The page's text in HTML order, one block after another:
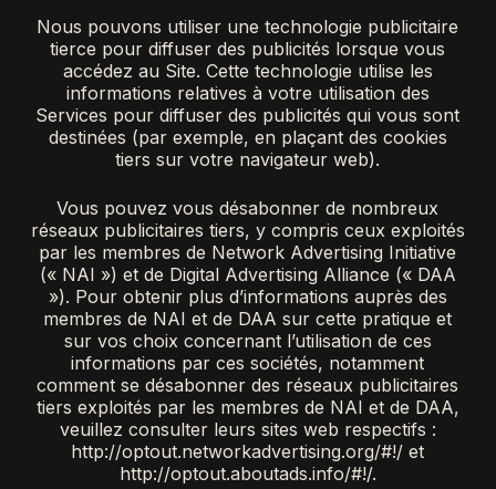
Nous pouvons utiliser une technologie publicitaire
tierce pour diffuser des publicités lorsque vous
accédez au Site. Cette technologie utilise les
informations relatives à votre utilisation des
Services pour diffuser des publicités qui vous sont
destinées (par exemple, en plaçant des cookies
tiers sur votre navigateur web).
Vous pouvez vous désabonner de nombreux
réseaux publicitaires tiers, y compris ceux exploités
par les membres de Network Advertising Initiative
(« NAI ») et de Digital Advertising Alliance (« DAA
»). Pour obtenir plus d’informations auprès des
membres de NAI et de DAA sur cette pratique et
sur vos choix concernant l’utilisation de ces
informations par ces sociétés, notamment
comment se désabonner des réseaux publicitaires
tiers exploités par les membres de NAI et de DAA,
veuillez consulter leurs sites web respectifs :
http://optout.networkadvertising.org/#!/ et
http://optout.aboutads.info/#!/.